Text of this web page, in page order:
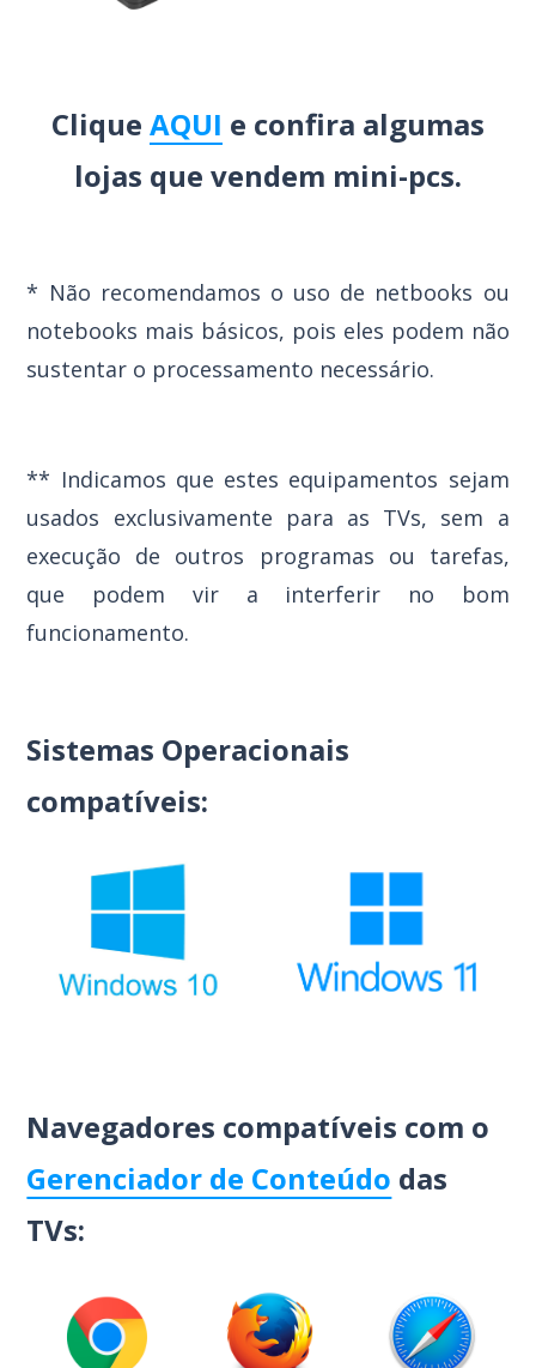
Clique AQUI e confira algumas
lojas que vendem mini-pcs.
* Não recomendamos o uso de netbooks ou
notebooks mais básicos, pois eles podem não
sustentar o processamento necessário.
** Indicamos que estes equipamentos sejam
usados exclusivamente para as TVs, sem a
execução de outros programas ou tarefas,
que podem vir a interferir no bom
funcionamento.
Sistemas Operacionais
compatíveis:
Navegadores compatíveis com o
Gerenciador de Conteúdo das
TVs: